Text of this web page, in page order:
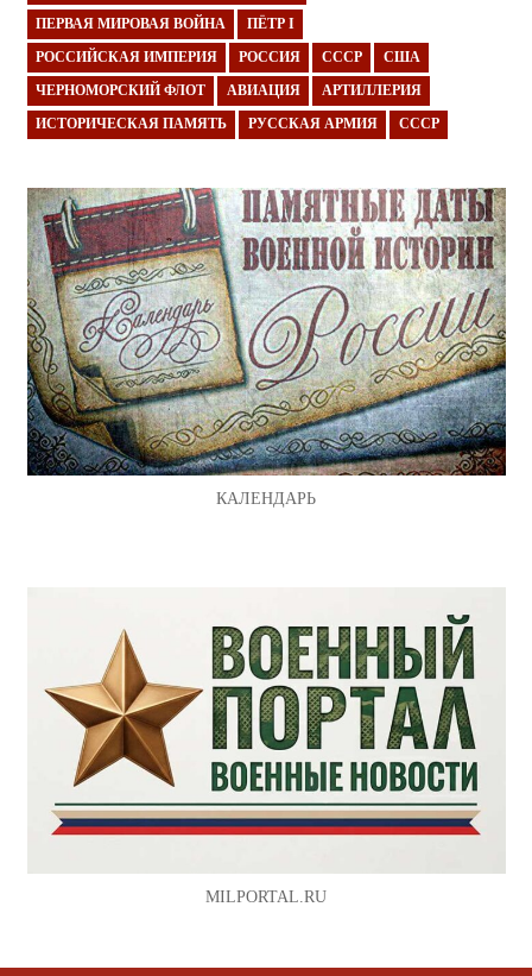
ПЕРВАЯ МИРОВАЯ ВОЙНА ПЁТР I
РОССИЙСКАЯ ИМПЕРИЯ РОССИЯ СССР США
ЧЕРНОМОРСКИЙ ФЛОТ АВИАЦИЯ АРТИЛЛЕРИЯ
ИСТОРИЧЕСКАЯ ПАМЯТЬ РУССКАЯ АРМИЯ СССР
КАЛЕНДАРЬ
MILPORTAL.RU